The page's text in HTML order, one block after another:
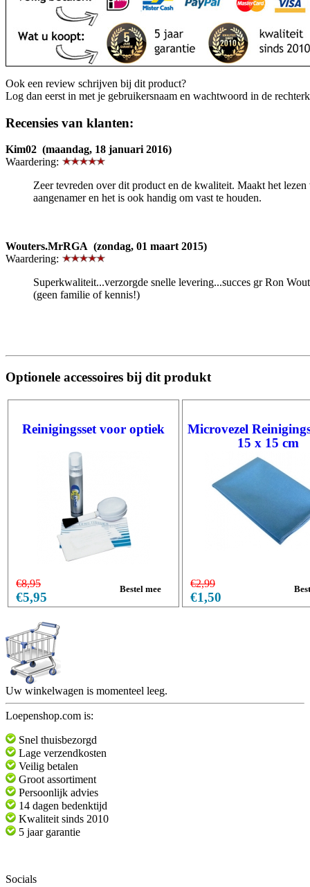
Ook een review schrijven bij dit product?
Log dan eerst in met je gebruikersnaam en wachtwoord in de
Recensies van klanten:
Kim02 (maandag, 18 januari 2016)
Waardering:
Zeer tevreden over dit product en de kwaliteit. Maakt het lezen
aangenamer en het is ook handig om vast te houden.
Wouters.MrRGA (zondag, 01 maart 2015)
Waardering:
Superkwaliteit...verzorgde snelle levering...succes gr Ron
(geen familie of kennis!)
Optionele accessoires bij dit produkt
Reinigingsset voor optiek
€8,95
€5,95
Microvezel
15 x 15 cm
€2,99
€1,50
Uw winkelwagen is momenteel leeg.
Loepenshop.com is:
Snel thuisbezorgd
Lage verzendkosten
Veilig betalen
Groot assortiment
Persoonlijk advies
14 dagen bedenktijd
Kwaliteit sinds 2010
5 jaar garantie
Socials